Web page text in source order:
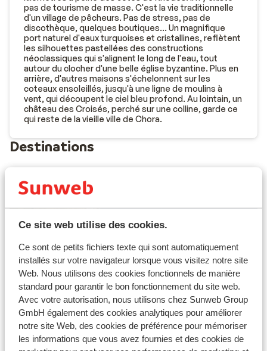
Ce site web utilise des cookies.
Ce sont de petits fichiers texte qui sont automatiquement
installés sur votre navigateur lorsque vous visitez notre site
Web. Nous utilisons des cookies fonctionnels de manière
standard pour garantir le bon fonctionnement du site web.
Avec votre autorisation, nous utilisons chez Sunweb Group
GmbH également des cookies analytiques pour améliorer
notre site Web, des cookies de préférence pour mémoriser
les informations que vous avez fournies et des cookies de
pas de tourisme de masse. C'est la vie traditionnelle
d'un village de pêcheurs. Pas de stress, pas de
discothèque, quelques boutiques... Un magnifique
port naturel d'eaux turquoises et cristallines, reflètent
les silhouettes pastellées des constructions
néoclassiques qui s'alignent le long de l'eau, tout
autour du clocher d'une belle église byzantine. Plus en
arrière, d'autres maisons s'échelonnent sur les
coteaux ensoleillés, jusqu'à une ligne de moulins à
vent, qui découpent le ciel bleu profond. Au lointain, un
château des Croisés, perché sur une colline, garde ce
qui reste de la vieille ville de Chora.
Destinations
Faliraki